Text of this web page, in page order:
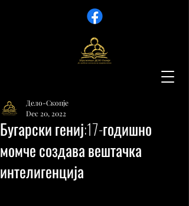
Бугарски гениј:17-годишно
момче создава вештачка
интелигенција
Дело-Скопје
Dec 20, 2022